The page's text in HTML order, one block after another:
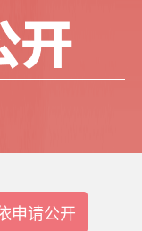
申请公开